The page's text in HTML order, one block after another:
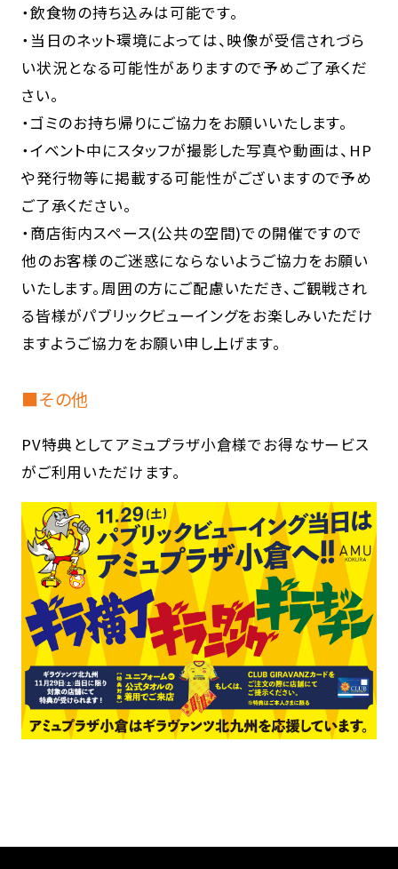
・飲食物の持ち込みは可能です。
・当日のネット環境によっては、映像が受信されづら
い状況となる可能性がありますので予めご了承くだ
さい。
・ゴミのお持ち帰りにご協力をお願いいたします。
・イベント中にスタッフが撮影した写真や動画は、HP
や発行物等に掲載する可能性がございますので予め
ご了承ください。
・商店街内スペース(公共の空間)での開催ですので
他のお客様のご迷惑にならないようご協力をお願い
いたします。周囲の方にご配慮いただき、ご観戦され
る皆様がパブリックビューイングをお楽しみいただけ
ますようご協力をお願い申し上げます。
■その他
PV特典としてアミュプラザ小倉様でお得なサービス
がご利用いただけます｡